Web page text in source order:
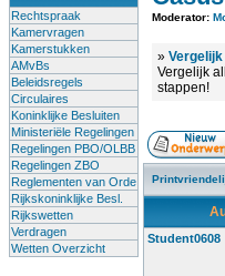
Rechtspraak
Kamervragen
Kamerstukken
AMvBs
Beleidsregels
Circulaires
Koninklijke Besluiten
Ministeriële Regelingen
Regelingen PBO/OLBB
Regelingen ZBO
Reglementen van Orde
Rijkskoninklijke Besl.
Rijkswetten
Verdragen
Wetten Overzicht
Moderator:
»
Vergelijk
stappen!
Student0608